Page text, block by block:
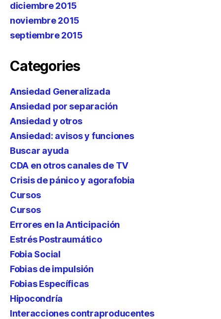
diciembre 2015
noviembre 2015
septiembre 2015
Categories
Ansiedad Generalizada
Ansiedad por separación
Ansiedad y otros
Ansiedad: avisos y funciones
Buscar ayuda
CDA en otros canales de TV
Crisis de pánico y agorafobia
Cursos
Cursos
Errores en la Anticipación
Estrés Postraumático
Fobia Social
Fobias de impulsión
Fobias Específicas
Hipocondría
Interacciones contraproducentes